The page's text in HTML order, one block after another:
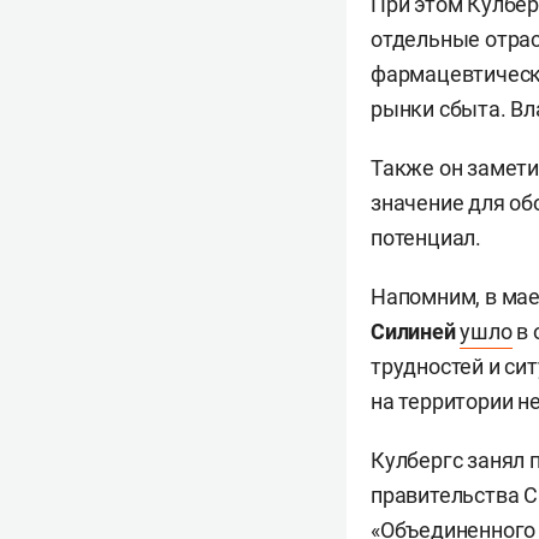
отдельные
рынки сбыта.
Также он
значение для
потенциал.
Напомним, в
Силинейушлов
трудностей и
на территории
Кулбергс занял
правительства